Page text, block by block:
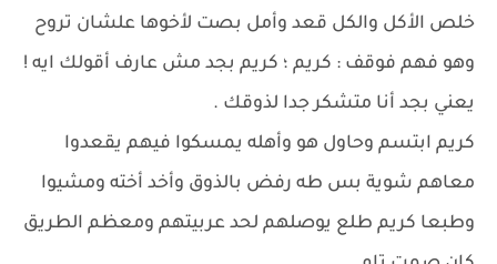
خلص الأكل والكل قعد وأمل بصت لأخوها علشان تروح
وهو فهم فوقف : كريم ؛ كريم بجد مش عارف أقولك ايه !
يعني بجد أنا متشكر جدا لذوقك .
كريم ابتسم وحاول هو وأهله يمسكوا فيهم يقعدوا
معاهم شوية بس طه رفض بالذوق وأخد أخته ومشيوا
وطبعا كريم طلع يوصلهم لحد عربيتهم ومعظم الطريق